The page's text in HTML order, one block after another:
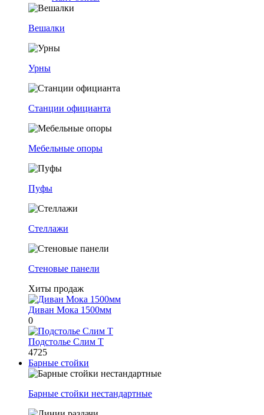
Вешалки
Урны
Станции официанта
Мебельные опоры
Пуфы
Стеллажи
Стеновые панели
Хиты продаж
Диван Мока 1500мм
0
Подстолье Слим Т
4725
Барные стойки
Барные стойки нестандартные